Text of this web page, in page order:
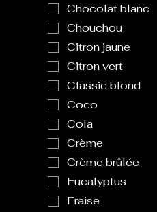
Chocolat blanc
Chouchou
Citron jaune
Citron vert
Classic blond
Coco
Cola
Crème
Crème brûlée
Eucalyptus
Fraise